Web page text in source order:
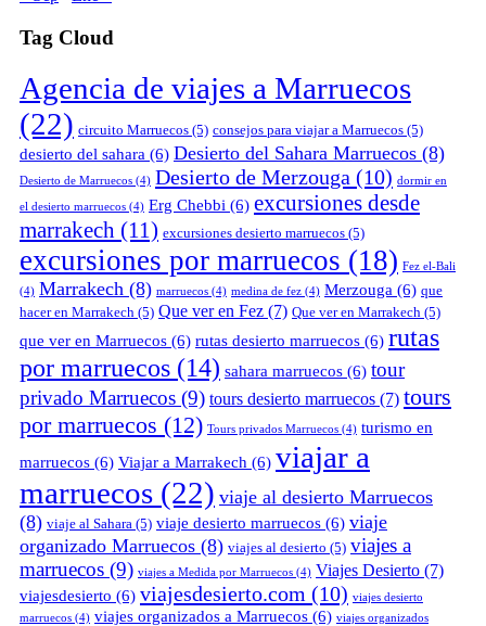
Tag Cloud
Agencia de viajes a Marruecos
(22) circuito Marruecos (5) consejos para viajar a Marruecos (5)
desierto del sahara (6) Desierto del Sahara Marruecos (8)
Desierto de Marruecos (4) Desierto de Merzouga (10) dormir en
el desierto marruecos (4) Erg Chebbi (6) excursiones desde
marrakech (11) excursiones desierto marruecos (5)
excursiones por marruecos (18) Fez el-Bali
(4) Marrakech (8) marruecos (4) medina de fez (4) Merzouga (6) que
hacer en Marrakech (5) Que ver en Fez (7) Que ver en Marrakech (5)
que ver en Marruecos (6) rutas desierto marruecos (6) rutas
por marruecos (14) sahara marruecos (6) tour
privado Marruecos (9) tours desierto marruecos (7) tours
por marruecos (12) Tours privados Marruecos (4) turismo en
marruecos (6) Viajar a Marrakech (6) viajar a
marruecos (22) viaje al desierto Marruecos
(8) viaje al Sahara (5) viaje desierto marruecos (6) viaje
organizado Marruecos (8) viajes al desierto (5) viajes a
marruecos (9) viajes a Medida por Marruecos (4) Viajes Desierto (7)
viajesdesierto (6) viajesdesierto.com (10) viajes desierto
marruecos (4) viajes organizados a Marruecos (6) viajes organizados